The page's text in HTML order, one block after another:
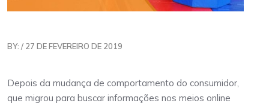
BY: / 27 DE FEVEREIRO DE 2019
Depois da mudança de comportamento do consumidor,
que migrou para buscar informações nos meios online